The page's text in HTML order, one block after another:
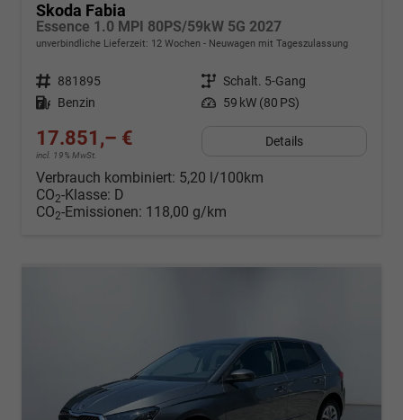
Skoda Fabia
Essence 1.0 MPI 80PS/59kW 5G 2027
unverbindliche Lieferzeit: 12 Wochen Neuwagen mit Tageszulassung
Fahrzeugnr. 881895 Getriebe Schalt. 5-Gang
Kraftstoff Benzin Leistung 59 kW (80 PS)
17.851,– €
incl. 19% MwSt.
Details
Verbrauch kombiniert: 5,20 l/100km
CO2-Klasse: D
CO2-Emissionen: 118,00 g/km